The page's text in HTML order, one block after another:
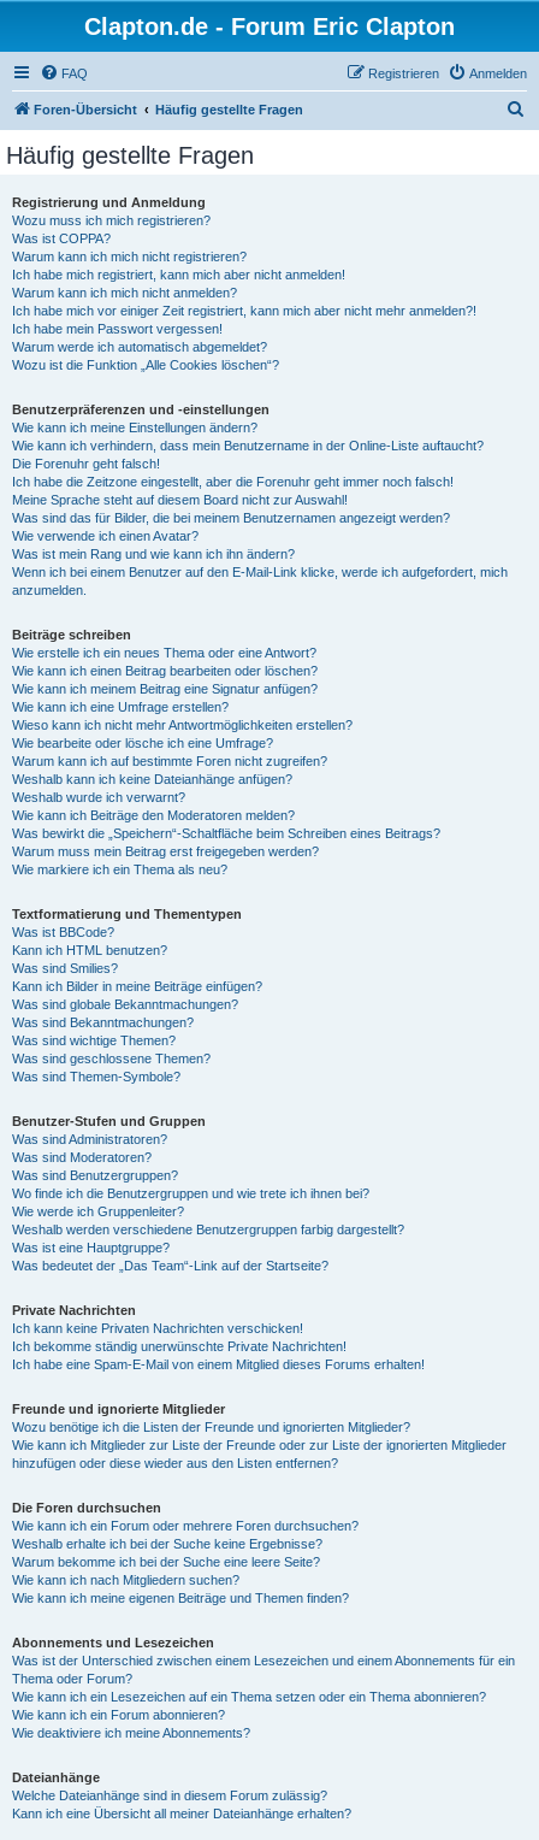
Clapton.de - Forum Eric Clapton
FAQ Anmelden
Registrieren
Foren-Übersicht Häufig gestellte Fragen
Häufig gestellte Fragen
Registrierung und Anmeldung
Wozu muss ich mich registrieren?
Was ist COPPA?
Warum kann ich mich nicht registrieren?
Ich habe mich registriert, kann mich aber nicht anmelden!
Warum kann ich mich nicht anmelden?
Ich habe mich vor einiger Zeit registriert, kann mich aber nicht mehr anmelden?!
Ich habe mein Passwort vergessen!
Warum werde ich automatisch abgemeldet?
Wozu ist die Funktion „Alle Cookies löschen“?
Benutzerpräferenzen und -einstellungen
Wie kann ich meine Einstellungen ändern?
Wie kann ich verhindern, dass mein Benutzername in der Online-Liste auftaucht?
Die Forenuhr geht falsch!
Ich habe die Zeitzone eingestellt, aber die Forenuhr geht immer noch falsch!
Meine Sprache steht auf diesem Board nicht zur Auswahl!
Was sind das für Bilder, die bei meinem Benutzernamen angezeigt werden?
Wie verwende ich einen Avatar?
Was ist mein Rang und wie kann ich ihn ändern?
Wenn ich bei einem Benutzer auf den E-Mail-Link klicke, werde ich aufgefordert, mich
anzumelden.
Beiträge schreiben
Wie erstelle ich ein neues Thema oder eine Antwort?
Wie kann ich einen Beitrag bearbeiten oder löschen?
Wie kann ich meinem Beitrag eine Signatur anfügen?
Wie kann ich eine Umfrage erstellen?
Wieso kann ich nicht mehr Antwortmöglichkeiten erstellen?
Wie bearbeite oder lösche ich eine Umfrage?
Warum kann ich auf bestimmte Foren nicht zugreifen?
Weshalb kann ich keine Dateianhänge anfügen?
Weshalb wurde ich verwarnt?
Wie kann ich Beiträge den Moderatoren melden?
Was bewirkt die „Speichern“-Schaltfläche beim Schreiben eines Beitrags?
Warum muss mein Beitrag erst freigegeben werden?
Wie markiere ich ein Thema als neu?
Textformatierung und Thementypen
Was ist BBCode?
Kann ich HTML benutzen?
Was sind Smilies?
Kann ich Bilder in meine Beiträge einfügen?
Was sind globale Bekanntmachungen?
Was sind Bekanntmachungen?
Was sind wichtige Themen?
Was sind geschlossene Themen?
Was sind Themen-Symbole?
Benutzer-Stufen und Gruppen
Was sind Administratoren?
Was sind Moderatoren?
Was sind Benutzergruppen?
Wo finde ich die Benutzergruppen und wie trete ich ihnen bei?
Wie werde ich Gruppenleiter?
Weshalb werden verschiedene Benutzergruppen farbig dargestellt?
Was ist eine Hauptgruppe?
Was bedeutet der „Das Team“-Link auf der Startseite?
Private Nachrichten
Ich kann keine Privaten Nachrichten verschicken!
Ich bekomme ständig unerwünschte Private Nachrichten!
Ich habe eine Spam-E-Mail von einem Mitglied dieses Forums erhalten!
Freunde und ignorierte Mitglieder
Wozu benötige ich die Listen der Freunde und ignorierten Mitglieder?
Wie kann ich Mitglieder zur Liste der Freunde oder zur Liste der ignorierten Mitglieder
hinzufügen oder diese wieder aus den Listen entfernen?
Die Foren durchsuchen
Wie kann ich ein Forum oder mehrere Foren durchsuchen?
Weshalb erhalte ich bei der Suche keine Ergebnisse?
Warum bekomme ich bei der Suche eine leere Seite?
Wie kann ich nach Mitgliedern suchen?
Wie kann ich meine eigenen Beiträge und Themen finden?
Abonnements und Lesezeichen
Was ist der Unterschied zwischen einem Lesezeichen und einem Abonnements für ein
Thema oder Forum?
Wie kann ich ein Lesezeichen auf ein Thema setzen oder ein Thema abonnieren?
Wie kann ich ein Forum abonnieren?
Wie deaktiviere ich meine Abonnements?
Dateianhänge
Welche Dateianhänge sind in diesem Forum zulässig?
Kann ich eine Übersicht all meiner Dateianhänge erhalten?